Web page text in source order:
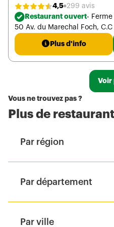
4,5 299 avis
Restaurant ouvert-
50 Av. du Marechal Foch,
Plus d'info
Voir
Vous ne trouvez pas ?
Plus de
Par région
Par département
Par ville